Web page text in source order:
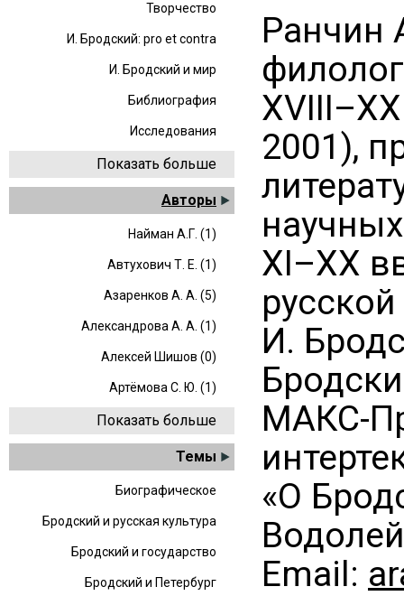
Творчество
И. Бродский: pro et contra
И. Бродский и мир
Библиография
Исследования
Показать больше
Авторы
Найман А.Г. (1)
Автухович Т. Е. (1)
Азаренков А. А. (5)
Александрова А. А. (1)
Алексей Шишов (0)
Артёмова С. Ю. (1)
Показать больше
Темы
Биографическое
Бродский и русская культура
Бродский и государство
Бродский и Петербург
Ранчин
2001),
XI–XX
И.
МАКС-
«О
Еmail: